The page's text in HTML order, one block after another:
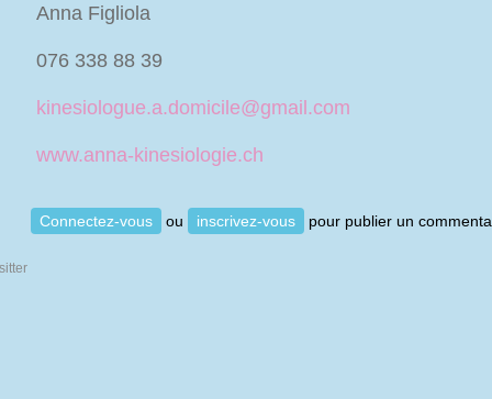
Anna Figliola
076 338 88 39
kinesiologue.a.domicile@gmail.com
www.anna-kinesiologie.ch
Connectez-vous ou inscrivez-vous pour publier un